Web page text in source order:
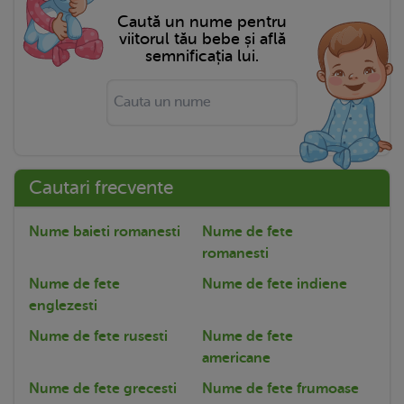
Caută un nume pentru
viitorul tău bebe și află
semnificația lui.
Cautari frecvente
Nume baieti romanesti
Nume de fete
romanesti
Nume de fete
englezesti
Nume de fete indiene
Nume de fete rusesti
Nume de fete
americane
Nume de fete grecesti
Nume de fete frumoase